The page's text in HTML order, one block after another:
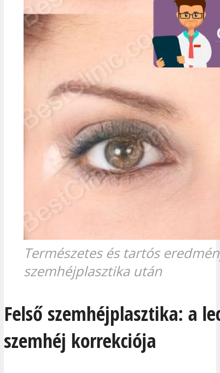
Természetes és tartós
szemhéjplasztika után
Felső szemhéjplasztika: a
szemhéj korrekciója